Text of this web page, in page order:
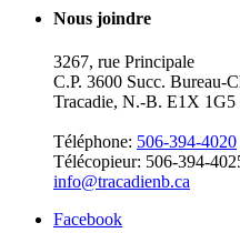
Nous joindre
3267, rue Principale
C.P. 3600 Succ. Bureau-
Tracadie, N.-B. E1X 1G5
Téléphone: 506-394-4020
Télécopieur: 506-394-
info@tracadienb.ca
Facebook